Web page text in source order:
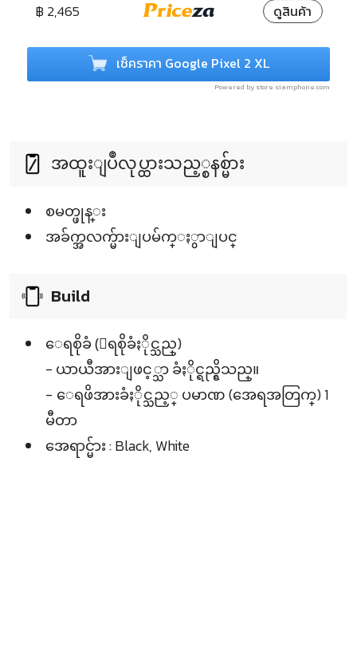
฿ 2,465 ดูสินค้า
เช็คราคา Google Pixel 2 XL
Powered by store.siamphone.com
အထူးျပဳလုပ္ထားသည့္စနစ္မ်ား
စမတ္ဖုန္း
အခ်က္အလက္မ်ားျပမ်က္ႏွာျပင္
Build
ေရစိုခံ (ေရစိုခံႏိုင္သည္)
- ယာယီအားျဖင့္သာ ခံႏိုင္ရည္ရွိသည္။
- ေရဖိအားခံႏိုင္သည့္ ပမာဏ (အေရအတြက္) 1
မီတာ
အေရာင္မ်ား : Black, White